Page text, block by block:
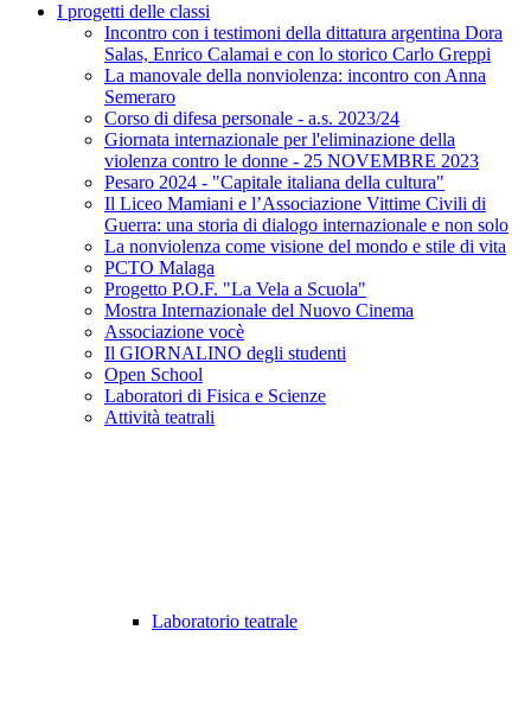
I progetti delle classi
Incontro con i testimoni della dittatura argentina Dora
Salas, Enrico Calamai e con lo storico Carlo Greppi
La manovale della nonviolenza: incontro con Anna
Semeraro
Corso di difesa personale - a.s. 2023/24
Giornata internazionale per l'eliminazione della
violenza contro le donne - 25 NOVEMBRE 2023
Pesaro 2024 - "Capitale italiana della cultura"
Il Liceo Mamiani e l’Associazione Vittime Civili di
Guerra: una storia di dialogo internazionale e non solo
La nonviolenza come visione del mondo e stile di vita
PCTO Malaga
Progetto P.O.F. "La Vela a Scuola"
Mostra Internazionale del Nuovo Cinema
Associazione vocè
Il GIORNALINO degli studenti
Open School
Laboratori di Fisica e Scienze
Attività teatrali
Laboratorio teatrale